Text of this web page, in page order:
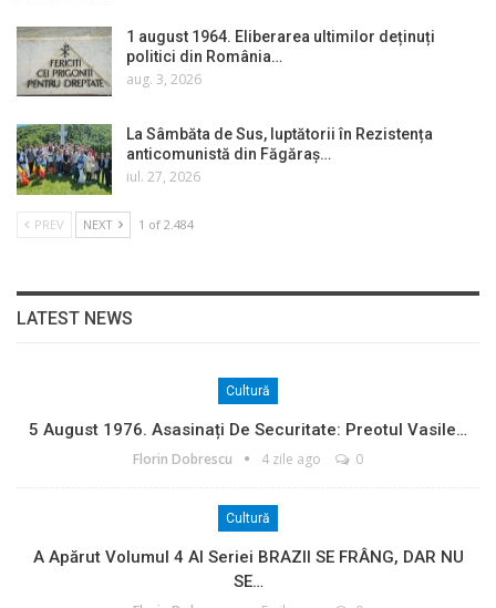
1 august 1964. Eliberarea ultimilor deținuți
politici din România…
aug. 3, 2026
La Sâmbăta de Sus, luptătorii în Rezistența
anticomunistă din Făgăraș…
iul. 27, 2026
PREV NEXT 1 of 2.484
LATEST NEWS
Cultură
5 August 1976. Asasinați De Securitate: Preotul Vasile…
Florin Dobrescu 4 zile ago 0
Cultură
A Apărut Volumul 4 Al Seriei BRAZII SE FRÂNG, DAR NU
SE…